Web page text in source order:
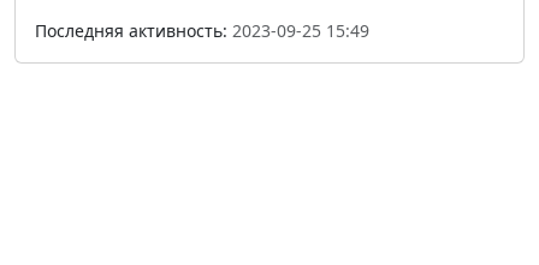
Последняя активность: 2023-09-25 15:49